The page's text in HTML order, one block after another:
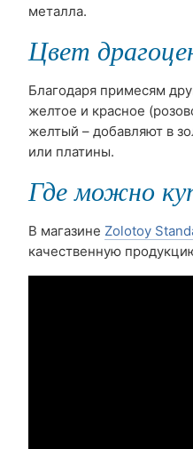
металла.
Цвет
Благодаря примесям
желтое и красное
желтый – добавляют в
или платины.
Где можно
В магазине Zolotoy
качественную